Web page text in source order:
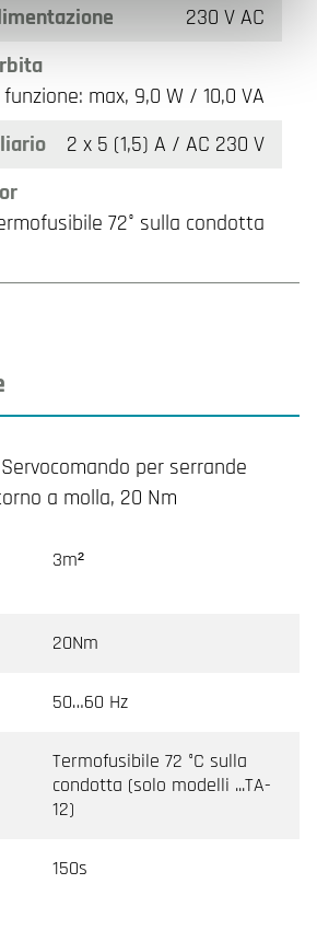
230 V AC
max, 9,0 W / 10,0 VA
2 x 5 (1,5) A / AC 230 V
72° sulla condotta
per serrande
a molla, 20 Nm
3m²
20Nm
50…60 Hz
Termofusibile 72 °C sulla
condotta (solo modelli ...TA-
12)
150s